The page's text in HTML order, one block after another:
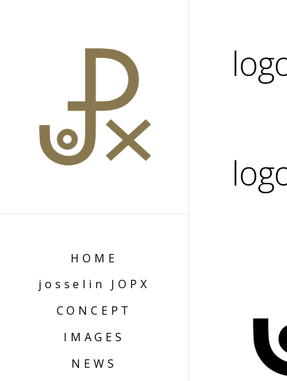
HOME
josselin JOPX
CONCEPT
IMAGES
NEWS